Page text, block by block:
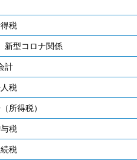
税
型コロナ関係
計
税
所得税）
税
税